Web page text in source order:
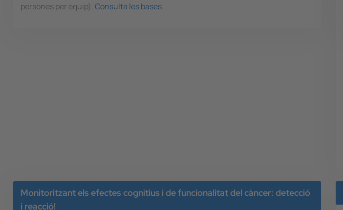
persones per equip).Consulta les bases.
Monitoritzant els efectes cognitius i de funcionalitat del càncer: detecció
i reacció!